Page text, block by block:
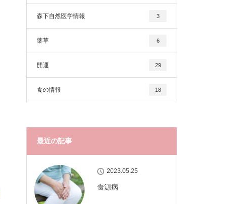
森下自然医学情報 3
薬草 6
開運 29
食の情報 18
最近の記事
2023.05.25
食源病